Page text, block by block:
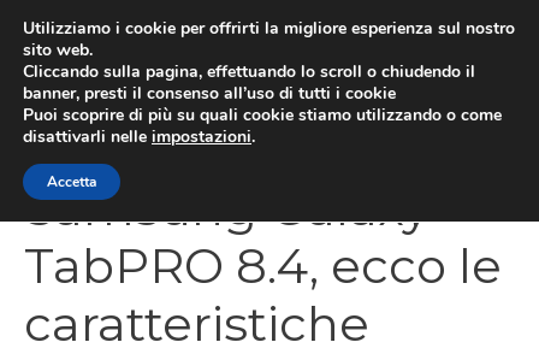
contenuto
Samsung Galaxy
TabPRO 8.4, ecco le
caratteristiche
Utilizziamo i cookie per offrirti la migliore esperienza sul nostro
sito web.
Cliccando sulla pagina, effettuando lo scroll o chiudendo il
banner, presti il consenso all’uso di tutti i cookie
Puoi scoprire di più su quali cookie stiamo utilizzando o come
disattivarli nelle impostazioni.
Accetta